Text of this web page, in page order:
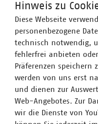
Angesichts der
Erneuerbaren Energien
„Ein großes
Energiepreise. Alle
Strang ziehen und die
Investitionsbedingungen
Dazu benötigen wir
auch Mitarbeiterinnen
unbegründetes
Suche nach einem
Hinweis zu
Diese Webseite
personenbezogene
technisch notwendig,
fehlerfrei anbieten
Präferenzen speichern
werden von uns erst
und dienen zur
Web-Angebotes. Zur
wir die Dienste von